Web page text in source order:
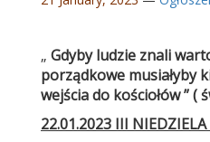
„ Gdyby ludzie znali
porządkowe musiałyby
wejścia do kościołów ” (
22.01.2023 III NIEDZIELA